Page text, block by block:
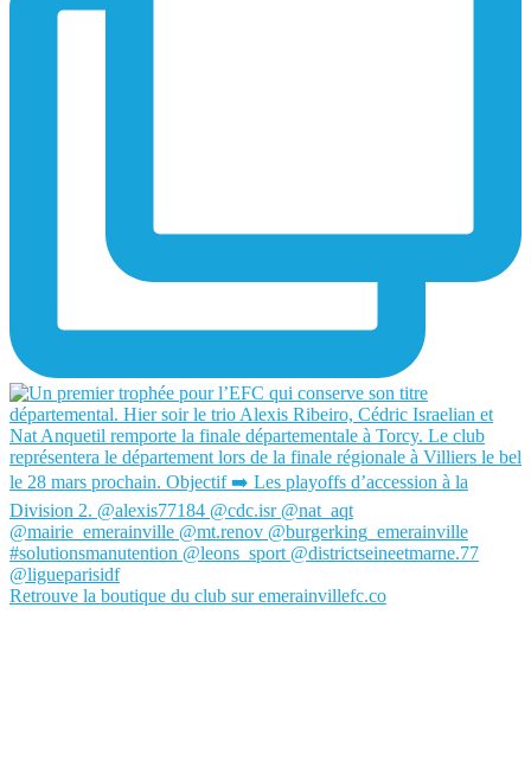
Retrouve la boutique du club sur emerainvillefc.co